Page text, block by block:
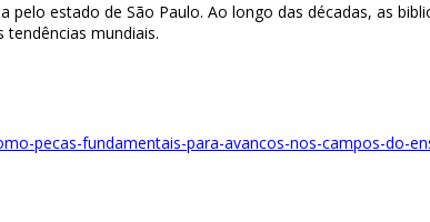
estado de São Paulo. Ao longo das décadas, as
mundiais.
pecas-fundamentais-para-avancos-nos-campos-do-